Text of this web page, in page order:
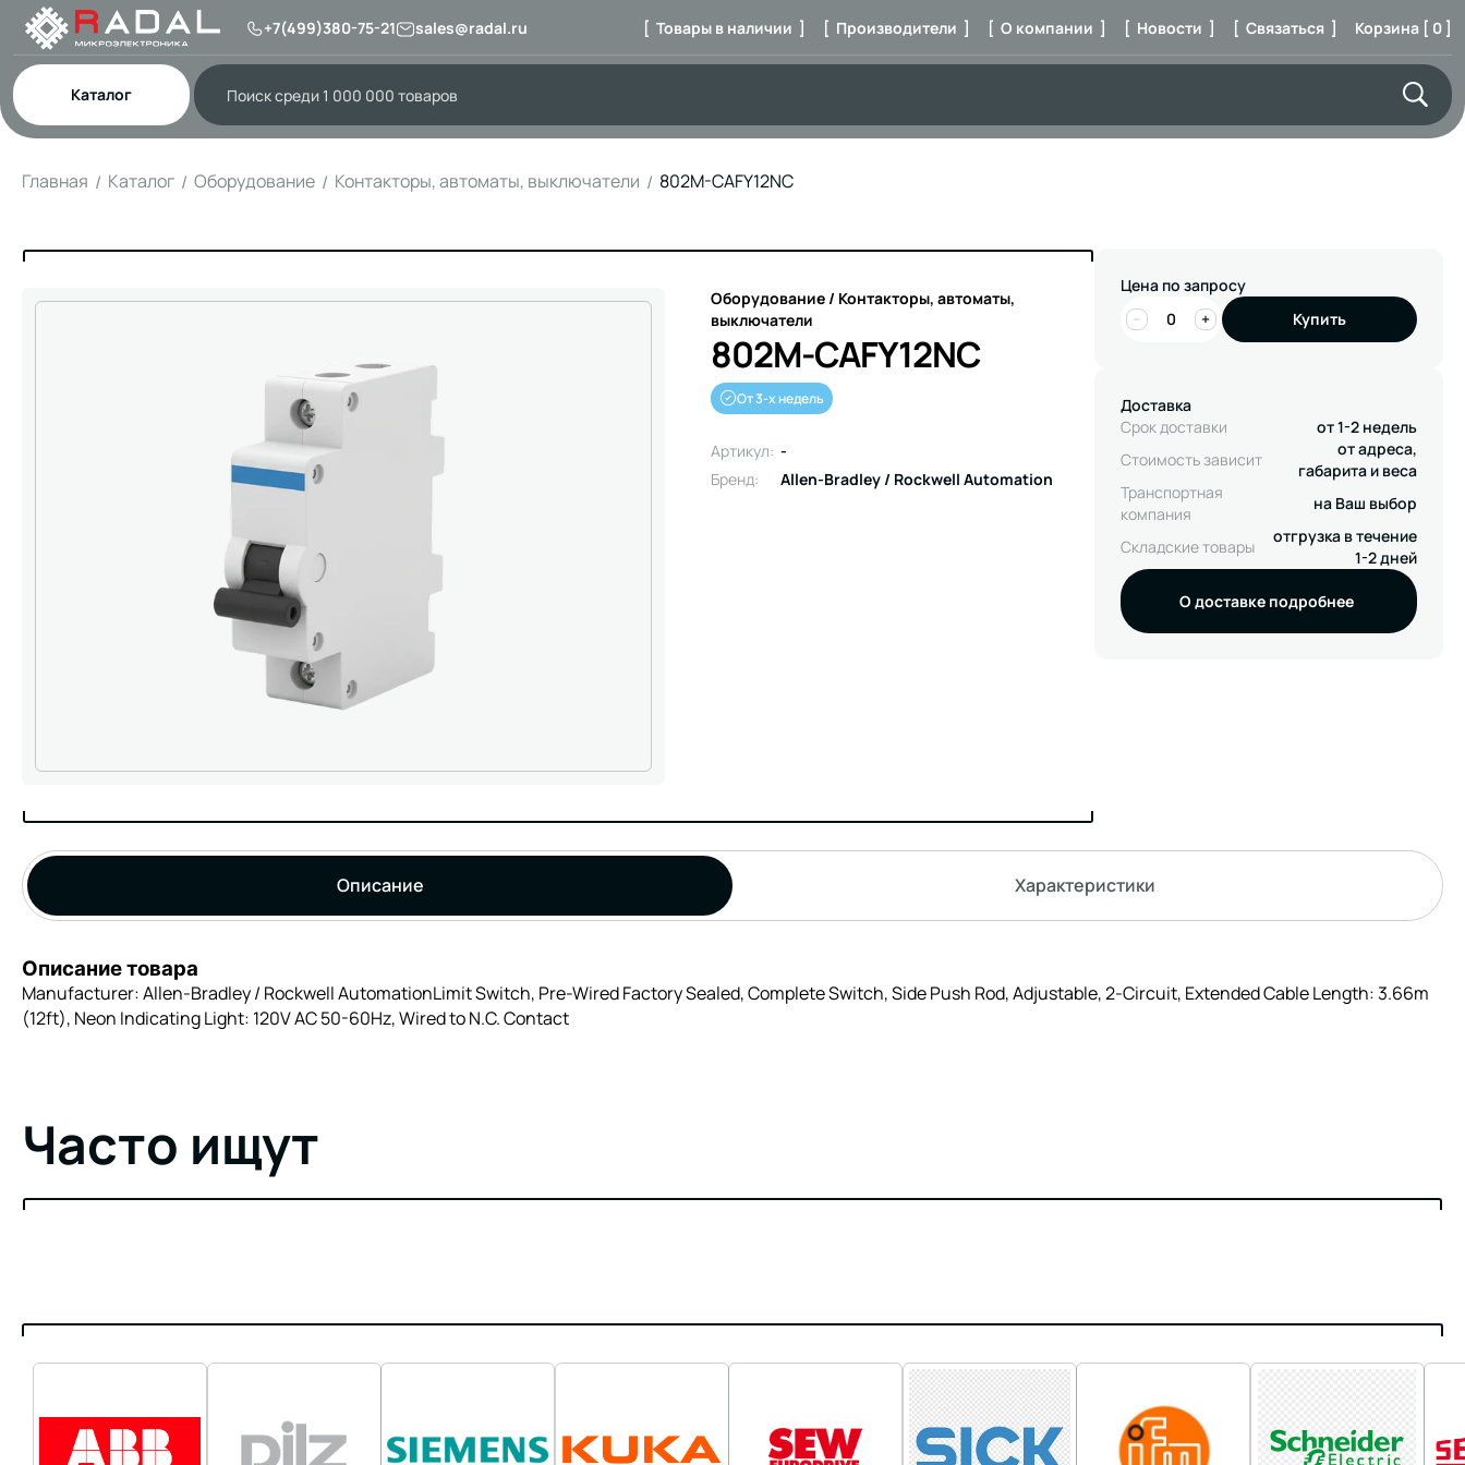
+7(499)380-75-21 sales@radal.ru [ Товары в наличии ] [ Производители ] [ О компании ] [ Новости ] [ Связаться ] Корзина [ 0 ]
Каталог
Главная Каталог Оборудование Контакторы, автоматы, выключатели 802M-CAFY12NC
Оборудование / Контакторы, автоматы,
выключатели
802M-CAFY12NC
От 3-х недель
Артикул: -
Бренд:
Allen-Bradley / Rockwell Automation
Цена по запросу
−
+ Купить
Доставка
Срок доставки
от 1-2 недель
Стоимость зависит
от адреса,
габарита и веса
Транспортная
компания
на Ваш выбор
Складские товары
отгрузка в течение
1-2 дней
О доставке подробнее
Описание Характеристики
Описание товара
Manufacturer: Allen-Bradley / Rockwell AutomationLimit Switch, Pre-Wired Factory Sealed, Complete Switch, Side Push Rod, Adjustable, 2-Circuit, Extended Cable Length: 3.66m
(12ft), Neon Indicating Light: 120V AC 50-60Hz, Wired to N.C. Contact
Часто ищут